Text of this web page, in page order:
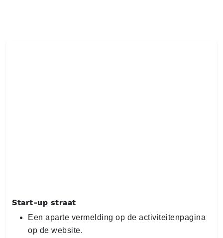
Start-up straat
Een aparte vermelding op de activiteitenpagina
op de website.